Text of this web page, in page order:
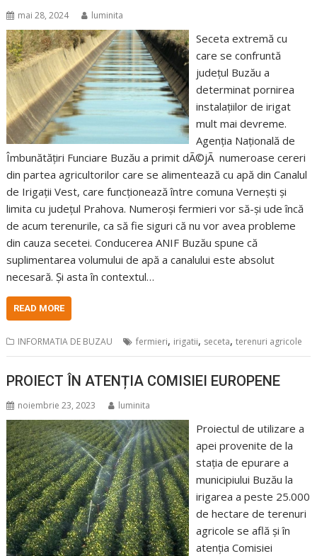
mai 28, 2024 luminita
Seceta extremă cu
care se confruntă
județul Buzău a
determinat pornirea
instalațiilor de irigat
mult mai devreme.
Agenția Națională de
Îmbunătățiri Funciare Buzău a primit dÃ©jÃ numeroase cereri
din partea agricultorilor care se alimentează cu apă din Canalul
de Irigații Vest, care funcționează între comuna Vernești și
limita cu județul Prahova. Numeroși fermieri vor să-și ude încă
de acum terenurile, ca să fie siguri că nu vor avea probleme
din cauza secetei. Conducerea ANIF Buzău spune că
suplimentarea volumului de apă a canalului este absolut
necesară. Și asta în contextul…
READ MORE
INFORMATIA DE BUZAU fermieri, irigatii, seceta,terenuri agricole
PROIECT ÎN ATENȚIA COMISIEI EUROPENE
noiembrie 23, 2023 luminita
Proiectul de utilizare a
apei provenite de la
stația de epurare a
municipiului Buzău la
irigarea a peste 25.000
de hectare de terenuri
agricole se află și în
atenția Comisiei